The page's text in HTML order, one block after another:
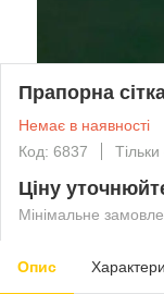
Прапорна
Немає в наявності
Код: 6837
Ціну
Мінімальне
Опис